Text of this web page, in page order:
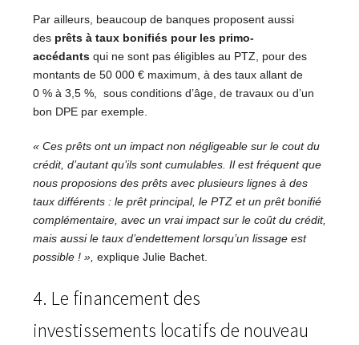
Par ailleurs, beaucoup de banques proposent aussi
des prêts à taux bonifiés pour les primo-
accédantsqui ne sont pas éligibles au PTZ, pour des
montants de 50 000 € maximum, à des taux allant de
0 % à 3,5 %, sous conditions d’âge, de travaux ou d’un
bon DPE par exemple.
« Ces prêts ont un impact non négligeable sur le cout du
crédit, d’autant qu’ils sont cumulables. Il est fréquent que
nous proposions des prêts avec plusieurs lignes à des
taux différents : le prêt principal, le PTZ et un prêt bonifié
complémentaire, avec un vrai impact sur le coût du crédit,
mais aussi le taux d’endettement lorsqu’un lissage est
possible ! », explique Julie Bachet.
4. Le financement des
investissements locatifs de nouveau